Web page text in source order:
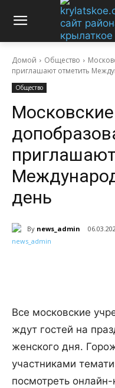
Домой Общество
приглашают отметить
Общество
день
By news_admin
Все московские
ждут гостей на
женского дня.
участниками
посмотреть